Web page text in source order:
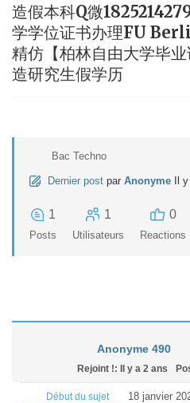
造假本科Q微
学学位证书办理FU
精仿【柏林自由大学毕
造研究生假学历
Bac Techno
Dernier post par Anonyme Il
1
Posts
1
Utilisateurs
0
Reactions
Anonyme 490
Rejoint !: Il y a 2 ans
Début du sujet 18 janvier